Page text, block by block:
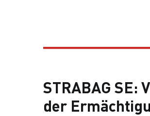
STRABAG SE:
der